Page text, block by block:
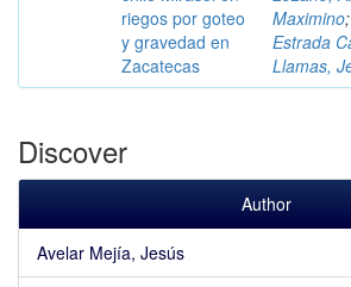
riegos por goteo
y gravedad en
Zacatecas
Maximino;
Estrada
Llamas,
Discover
Author
Avelar Mejía, Jesús